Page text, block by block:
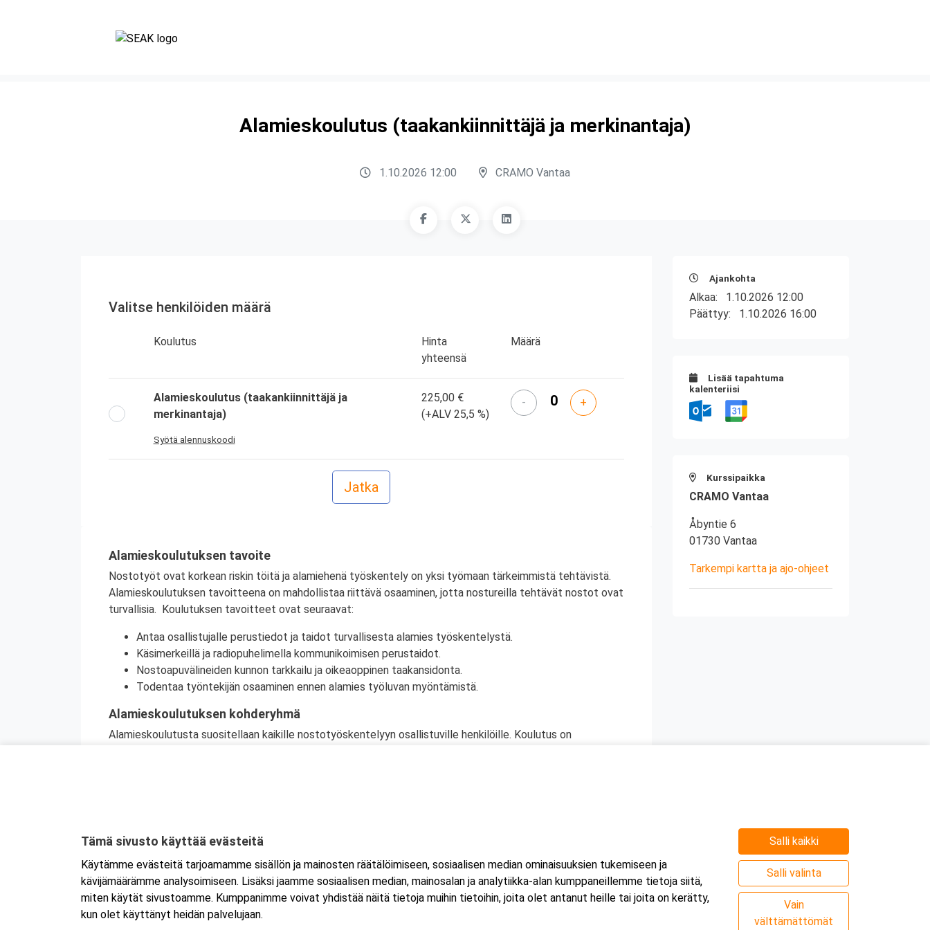
Alamieskoulutus (taakankiinnittäjä ja merkinantaja)
1.10.2026 12:00 CRAMO Vantaa
Valitse henkilöiden määrä
Koulutus
Hinta
yhteensä
Määrä
Alamieskoulutus (taakankiinnittäjä ja
merkinantaja)
Syötä alennuskoodi
225,00 €
(+ALV 25,5 %)
- +
Alamieskoulutuksen tavoite
Nostotyöt ovat korkean riskin töitä ja alamiehenä työskentely on yksi työmaan tärkeimmistä tehtävistä.
Alamieskoulutuksen tavoitteena on mahdollistaa riittävä osaaminen, jotta nostureilla tehtävät nostot ovat
turvallisia. Koulutuksen tavoitteet ovat seuraavat:
Antaa osallistujalle perustiedot ja taidot turvallisesta alamies työskentelystä.
Käsimerkeillä ja radiopuhelimella kommunikoimisen perustaidot.
Nostoapuvälineiden kunnon tarkkailu ja oikeaoppinen taakansidonta.
Todentaa työntekijän osaaminen ennen alamies työluvan myöntämistä.
Alamieskoulutuksen kohderyhmä
Alamieskoulutusta suositellaan kaikille nostotyöskentelyyn osallistuville henkilöille. Koulutus on
Ajankohta
Alkaa: 1.10.2026 12:00
Päättyy: 1.10.2026 16:00
Lisää tapahtuma
kalenteriisi
Kurssipaikka
CRAMO Vantaa
Åbyntie 6
01730 Vantaa
Tarkempi kartta ja ajo-ohjeet
Tämä sivusto käyttää evästeitä
Käytämme evästeitä tarjoamamme sisällön ja mainosten räätälöimiseen, sosiaalisen median ominaisuuksien tukemiseen ja
kävijämäärämme analysoimiseen. Lisäksi jaamme sosiaalisen median, mainosalan ja analytiikka-alan kumppaneillemme tietoja siitä,
miten käytät sivustoamme. Kumppanimme voivat yhdistää näitä tietoja muihin tietoihin, joita olet antanut heille tai joita on kerätty,
kun olet käyttänyt heidän palvelujaan.
Salli kaikki
Salli valinta
Vain
välttämättömät